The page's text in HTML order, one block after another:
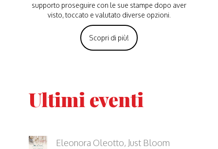
supporto proseguire con le sue stampe dopo aver
visto, toccato e valutato diverse opzioni.
Scopri di più!
Ultimi eventi
Eleonora Oleotto, Just Bloom